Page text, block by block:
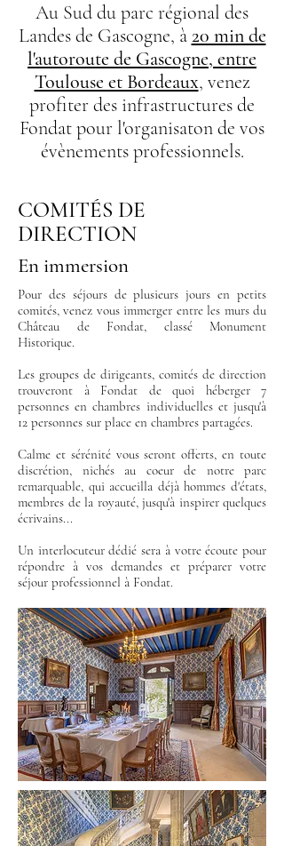
Au Sud du parc régional des
Landes de Gascogne, à 20 min de
l'autoroute de Gascogne, entre
Toulouse et Bordeaux, venez
profiter des infrastructures de
Fondat pour l'organisaton de vos
évènements professionnels.
COMITÉS DE
DIRECTION
En immersion
Pour des séjours de plusieurs jours en petits
comités, venez vous immerger entre les murs du
Château de Fondat, classé Monument
Historique.
Les groupes de dirigeants, comités de direction
trouveront à Fondat de quoi héberger 7
personnes en chambres individuelles et jusqu'à
12 personnes sur place en chambres partagées.
Calme et sérénité vous seront offerts, en toute
discrétion, nichés au coeur de notre parc
remarquable, qui accueilla déjà hommes d'états,
membres de la royauté, jusqu'à inspirer quelques
écrivains...
Un interlocuteur dédié sera à votre écoute pour
répondre à vos demandes et préparer votre
séjour professionnel à Fondat.